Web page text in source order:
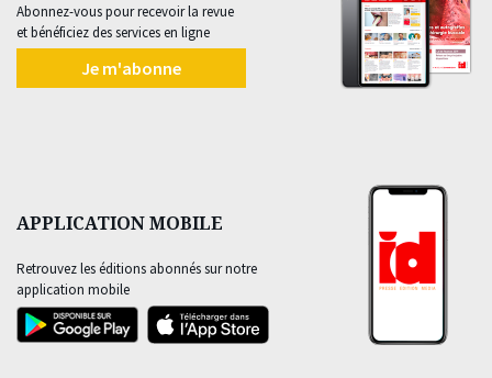
Abonnez-vous pour recevoir la revue
et bénéficiez des services en ligne
Je m'abonne
APPLICATION MOBILE
Retrouvez les éditions abonnés sur notre
application mobile